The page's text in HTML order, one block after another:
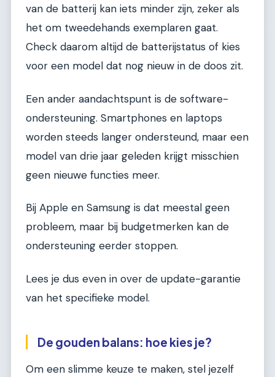
van de batterij kan iets minder zijn, zeker als
het om tweedehands exemplaren gaat.
Check daarom altijd de batterijstatus of kies
voor een model dat nog nieuw in de doos zit.
Een ander aandachtspunt is de software-
ondersteuning. Smartphones en laptops
worden steeds langer ondersteund, maar een
model van drie jaar geleden krijgt misschien
geen nieuwe functies meer.
Bij Apple en Samsung is dat meestal geen
probleem, maar bij budgetmerken kan de
ondersteuning eerder stoppen.
Lees je dus even in over de update-garantie
van het specifieke model.
De gouden balans: hoe kies je?
Om een slimme keuze te maken, stel jezelf